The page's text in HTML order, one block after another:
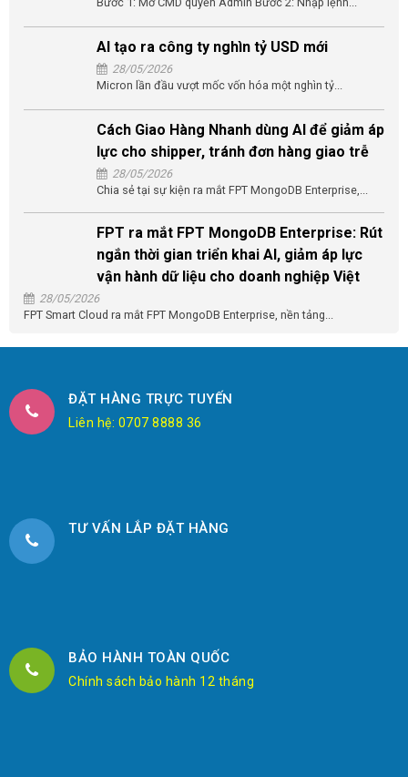
AI tạo ra công ty nghìn tỷ USD mới
28/05/2026
Micron lần đầu vượt mốc vốn hóa một nghìn tỷ...
Cách Giao Hàng Nhanh dùng AI để giảm áp
lực cho shipper, tránh đơn hàng giao trễ
28/05/2026
Chia sẻ tại sự kiện ra mắt FPT MongoDB Enterprise,...
FPT ra mắt FPT MongoDB Enterprise: Rút
ngắn thời gian triển khai AI, giảm áp lực
vận hành dữ liệu cho doanh nghiệp Việt
28/05/2026
FPT Smart Cloud ra mắt FPT MongoDB Enterprise, nền tảng...
ĐẶT HÀNG TRỰC TUYẾN
Liên hệ: 0707 8888 36
TƯ VẤN LẮP ĐẶT HÀNG
BẢO HÀNH TOÀN QUỐC
Chính sách bảo hành 12 tháng